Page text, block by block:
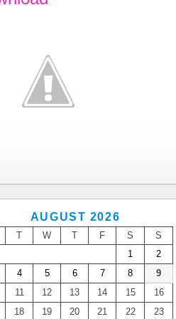
AUGUST 2026
T W T F S
S
1
2
4 5 6 7 8
9
11 12 13 14 15
16
18 19 20 21 22
23